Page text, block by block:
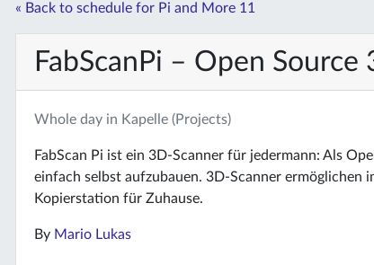
« Back to schedule for Pi and More 11
FabScanPi – Open Source
Whole day in Kapelle (Projects)
FabScan Pi ist ein 3D-Scanner für jedermann: Als
einfach selbst aufzubauen. 3D-Scanner ermöglichen
Kopierstation für Zuhause.
By Mario Lukas